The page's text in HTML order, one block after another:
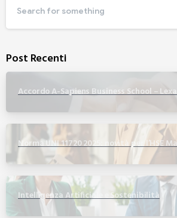
Post Recenti
Accordo A-Sapiens Business School –
Norma UNI 11720 2025: novità per l’HSE
Intelligenza Artificiale e Sostenibilità